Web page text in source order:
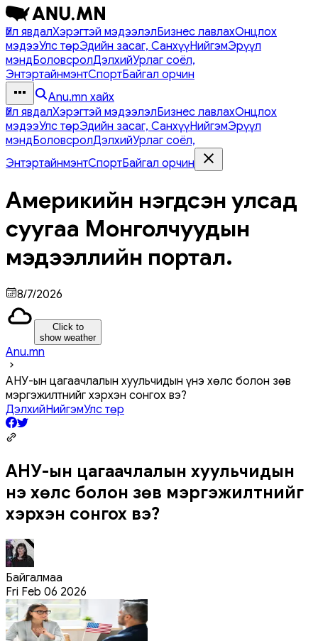
Үйл явдалХэрэгтэй мэдээлэлБизнес лавлахОнцлох
мэдээУлс төрЭдийн засаг, СанхүүНийгэмЭрүүл
мэндБоловсролДэлхийУрлаг соёл,
ЭнтэртайнмэнтСпортБайгал орчин
Anu.mn хайх
Үйл явдалХэрэгтэй мэдээлэлБизнес лавлахОнцлох
мэдээУлс төрЭдийн засаг, СанхүүНийгэмЭрүүл
мэндБоловсролДэлхийУрлаг соёл,
ЭнтэртайнмэнтСпортБайгал орчин
Америкийн нэгдсэн улсад
суугаа Монголчуудын
мэдээллийн портал.
8/7/2026
Click to
show weather
Anu.mn
АНУ-ын цагаачлалын хуульчидын үнэ хөлс болон зөв
мэргэжилтнийг хэрхэн сонгох вэ?
ДэлхийНийгэмУлс төр
АНУ-ын цагаачлалын хуульчидын
үнэ хөлс болон зөв мэргэжилтнийг
хэрхэн сонгох вэ?
Байгалмаа
Fri Feb 06 2026